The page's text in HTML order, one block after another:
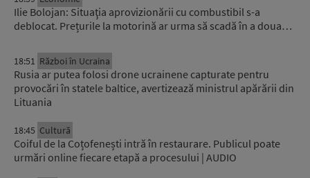
Ilie Bolojan: Situaţia aprovizionării cu combustibil s-a
deblocat. Prețurile la motorină ar urma să scadă în a doua…
18:51 Război în Ucraina
Rusia ar putea folosi drone ucrainene capturate pentru
provocări în statele baltice, avertizează ministrul apărării din
Lituania
18:45 Cultură
Coiful de la Coțofenești intră în restaurare. Publicul poate
urmări online fiecare etapă a procesului | AUDIO